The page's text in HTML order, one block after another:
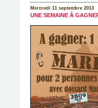
Mercredi 11 septembre 2013
UNE SEMAINE À